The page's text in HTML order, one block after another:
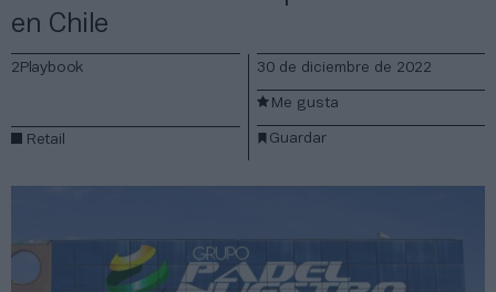
en Chile
2Playbook
Retail
30 de diciembre de 2022
Guardar
Me gusta